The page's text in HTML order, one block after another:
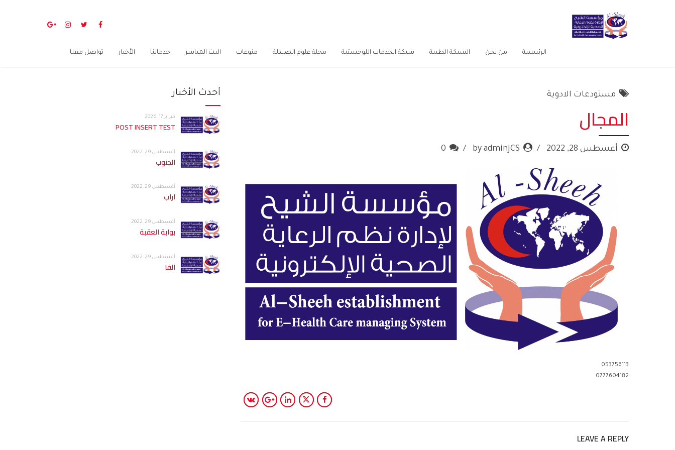
الرئيسية من نحن الشبكة الطبية شبكة الخدمات اللوجستية مجلة علوم الصيدلة منوعات البث المباشر خدماتنا الأخبار تواصل معنا
مستودعات الادوية
المجال
أغسطس 28, 2022 by adminJCS
0
053756113
0777604182
LEAVE A REPLY
أحدث الأخبار
فبراير 17, 2026
POST INSERT TEST
أغسطس 29, 2022
الجنوب
أغسطس 29, 2022
اراب
أغسطس 29, 2022
بوابة العقبة
أغسطس 29, 2022
الفا